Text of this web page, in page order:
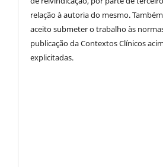
relação à autoria do mesmo. Também
aceito submeter o trabalho às
publicação da Contextos Clínicos
explicitadas.